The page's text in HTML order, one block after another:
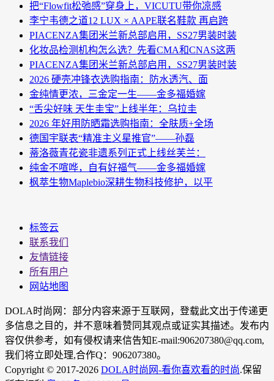
把“Flowfit松弛感”穿身上，VICUTU带你凉感
李宁韦德之道12 LUX × AAPE联名鞋款 再启跨
PIACENZA集团米兰新总部启用，SS27男装时装
化妆品检测机构怎么选？先看CMA和CNAS这两
PIACENZA集团米兰新总部启用，SS27男装时装
2026 硬壳冲锋衣选购指南：防水透汽、面
金纯情更浓，三金定一生——金多福婚嫁
“舌尖好味 天生圭宝”上线半年：乌拉圭
2026 年好用防晒霜选购指南：全肤质+全场
德国宇联表“精准主义星推官”——孙磊
蒂洛薇青花瓷非遗系列正式上线丝芙兰：
纯金不喧哗，自有好福气——金多福婚嫁
枫萃生物Maplebio深耕生物科技修护，以平
标签云
联系我们
友情链接
所有用户
网站地图
DOLA时尚网：部分内容来源于互联网，登载此文出于传递更
多信息之目的，并不意味着赞同其观点或证实其描述。发布内
容仅供参考，如有侵权请来信告知E-mail:906207380@qq.com,
我们将立即处理,合作Q：906207380。
Copyright © 2017-2026 DOLA时尚网-看你喜欢看的时尚.保留